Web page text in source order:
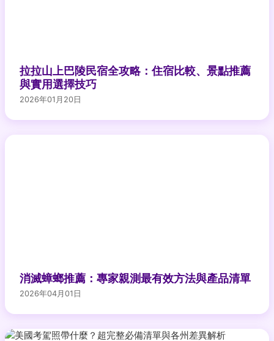
拉拉山上巴陵民宿全攻略：住宿比較、景點推薦
與實用選擇技巧
2026年01月20日
消滅蟑螂推薦：專家親測最有效方法與產品清單
2026年04月01日